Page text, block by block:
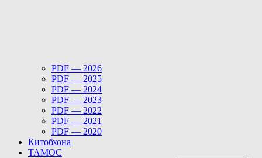
PDF — 2026
PDF — 2025
PDF — 2024
PDF — 2023
PDF — 2022
PDF — 2021
PDF — 2020
Китобхона
ТАМОС